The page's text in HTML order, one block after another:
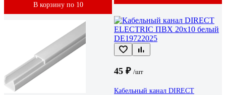
В корзину по 10
45 ₽ /шт
Кабельный канал DIRECT